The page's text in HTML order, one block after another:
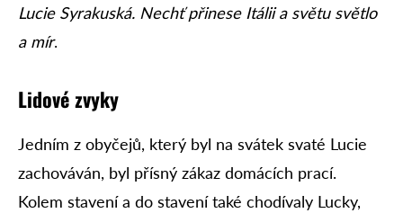
Lucie Syrakuská. Nechť přinese Itálii a světu světlo
a mír.
Lidové zvyky
Jedním z obyčejů, který byl na svátek svaté Lucie
zachováván, byl přísný zákaz domácích prací.
Kolem stavení a do stavení také chodívaly Lucky,